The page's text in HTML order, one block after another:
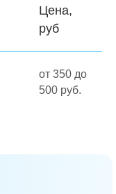
Цена,
руб
от 350 до
500 руб.